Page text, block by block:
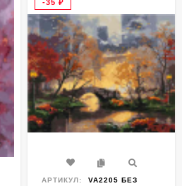
-35 ₽
АРТИКУЛ:
VA2205 БЕЗ